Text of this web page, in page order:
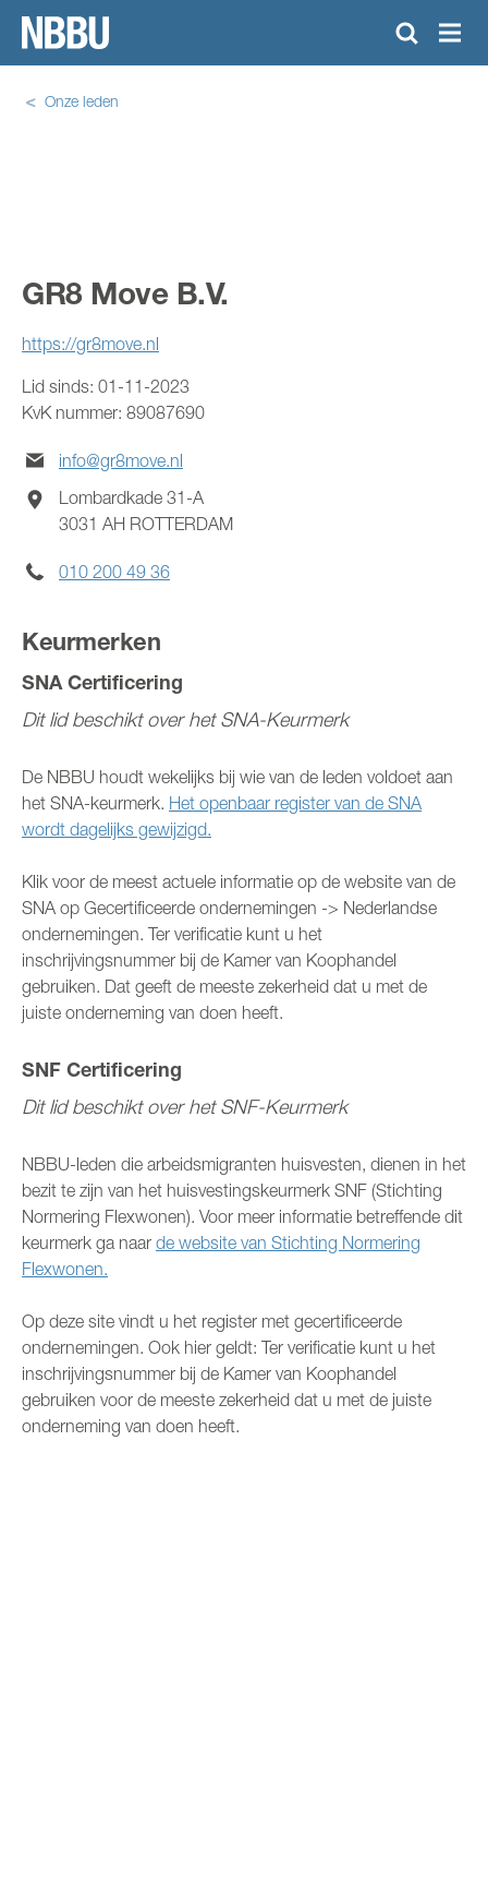
ONZE LEDEN
DOWNLOAD CAO
ZOEKEN
MIJN NBBU
WORD LID
Onze leden
GR8 Move B.V.
https://gr8move.nl
Lid sinds: 01-11-2023
KvK nummer: 89087690
info@gr8move.nl
Lombardkade 31-A
3031 AH ROTTERDAM
010 200 49 36
Keurmerken
SNA Certificering
Dit lid beschikt over het SNA-Keurmerk
De NBBU houdt wekelijks bij wie van de leden voldoet aan
het SNA-keurmerk. Het openbaar register van de SNA
wordt dagelijks gewijzigd.
Klik voor de meest actuele informatie op de website van de
SNA op Gecertificeerde ondernemingen -> Nederlandse
ondernemingen. Ter verificatie kunt u het
inschrijvingsnummer bij de Kamer van Koophandel
gebruiken. Dat geeft de meeste zekerheid dat u met de
juiste onderneming van doen heeft.
SNF Certificering
Dit lid beschikt over het SNF-Keurmerk
NBBU-leden die arbeidsmigranten huisvesten, dienen in het
bezit te zijn van het huisvestingskeurmerk SNF (Stichting
Normering Flexwonen). Voor meer informatie betreffende dit
keurmerk ga naar de website van Stichting Normering
Flexwonen.
Op deze site vindt u het register met gecertificeerde
ondernemingen. Ook hier geldt: Ter verificatie kunt u het
inschrijvingsnummer bij de Kamer van Koophandel
gebruiken voor de meeste zekerheid dat u met de juiste
onderneming van doen heeft.